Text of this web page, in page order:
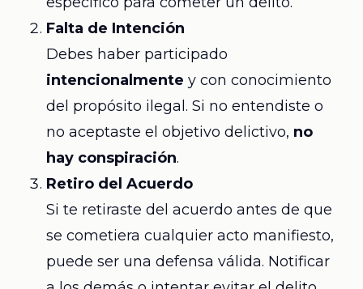
Falta de Intención
Debes haber participado
intencionalmente y con conocimiento
del propósito ilegal. Si no entendiste o
no aceptaste el objetivo delictivo, no
hay conspiración.
Retiro del Acuerdo
Si te retiraste del acuerdo antes de que
se cometiera cualquier acto manifiesto,
puede ser una defensa válida. Notificar